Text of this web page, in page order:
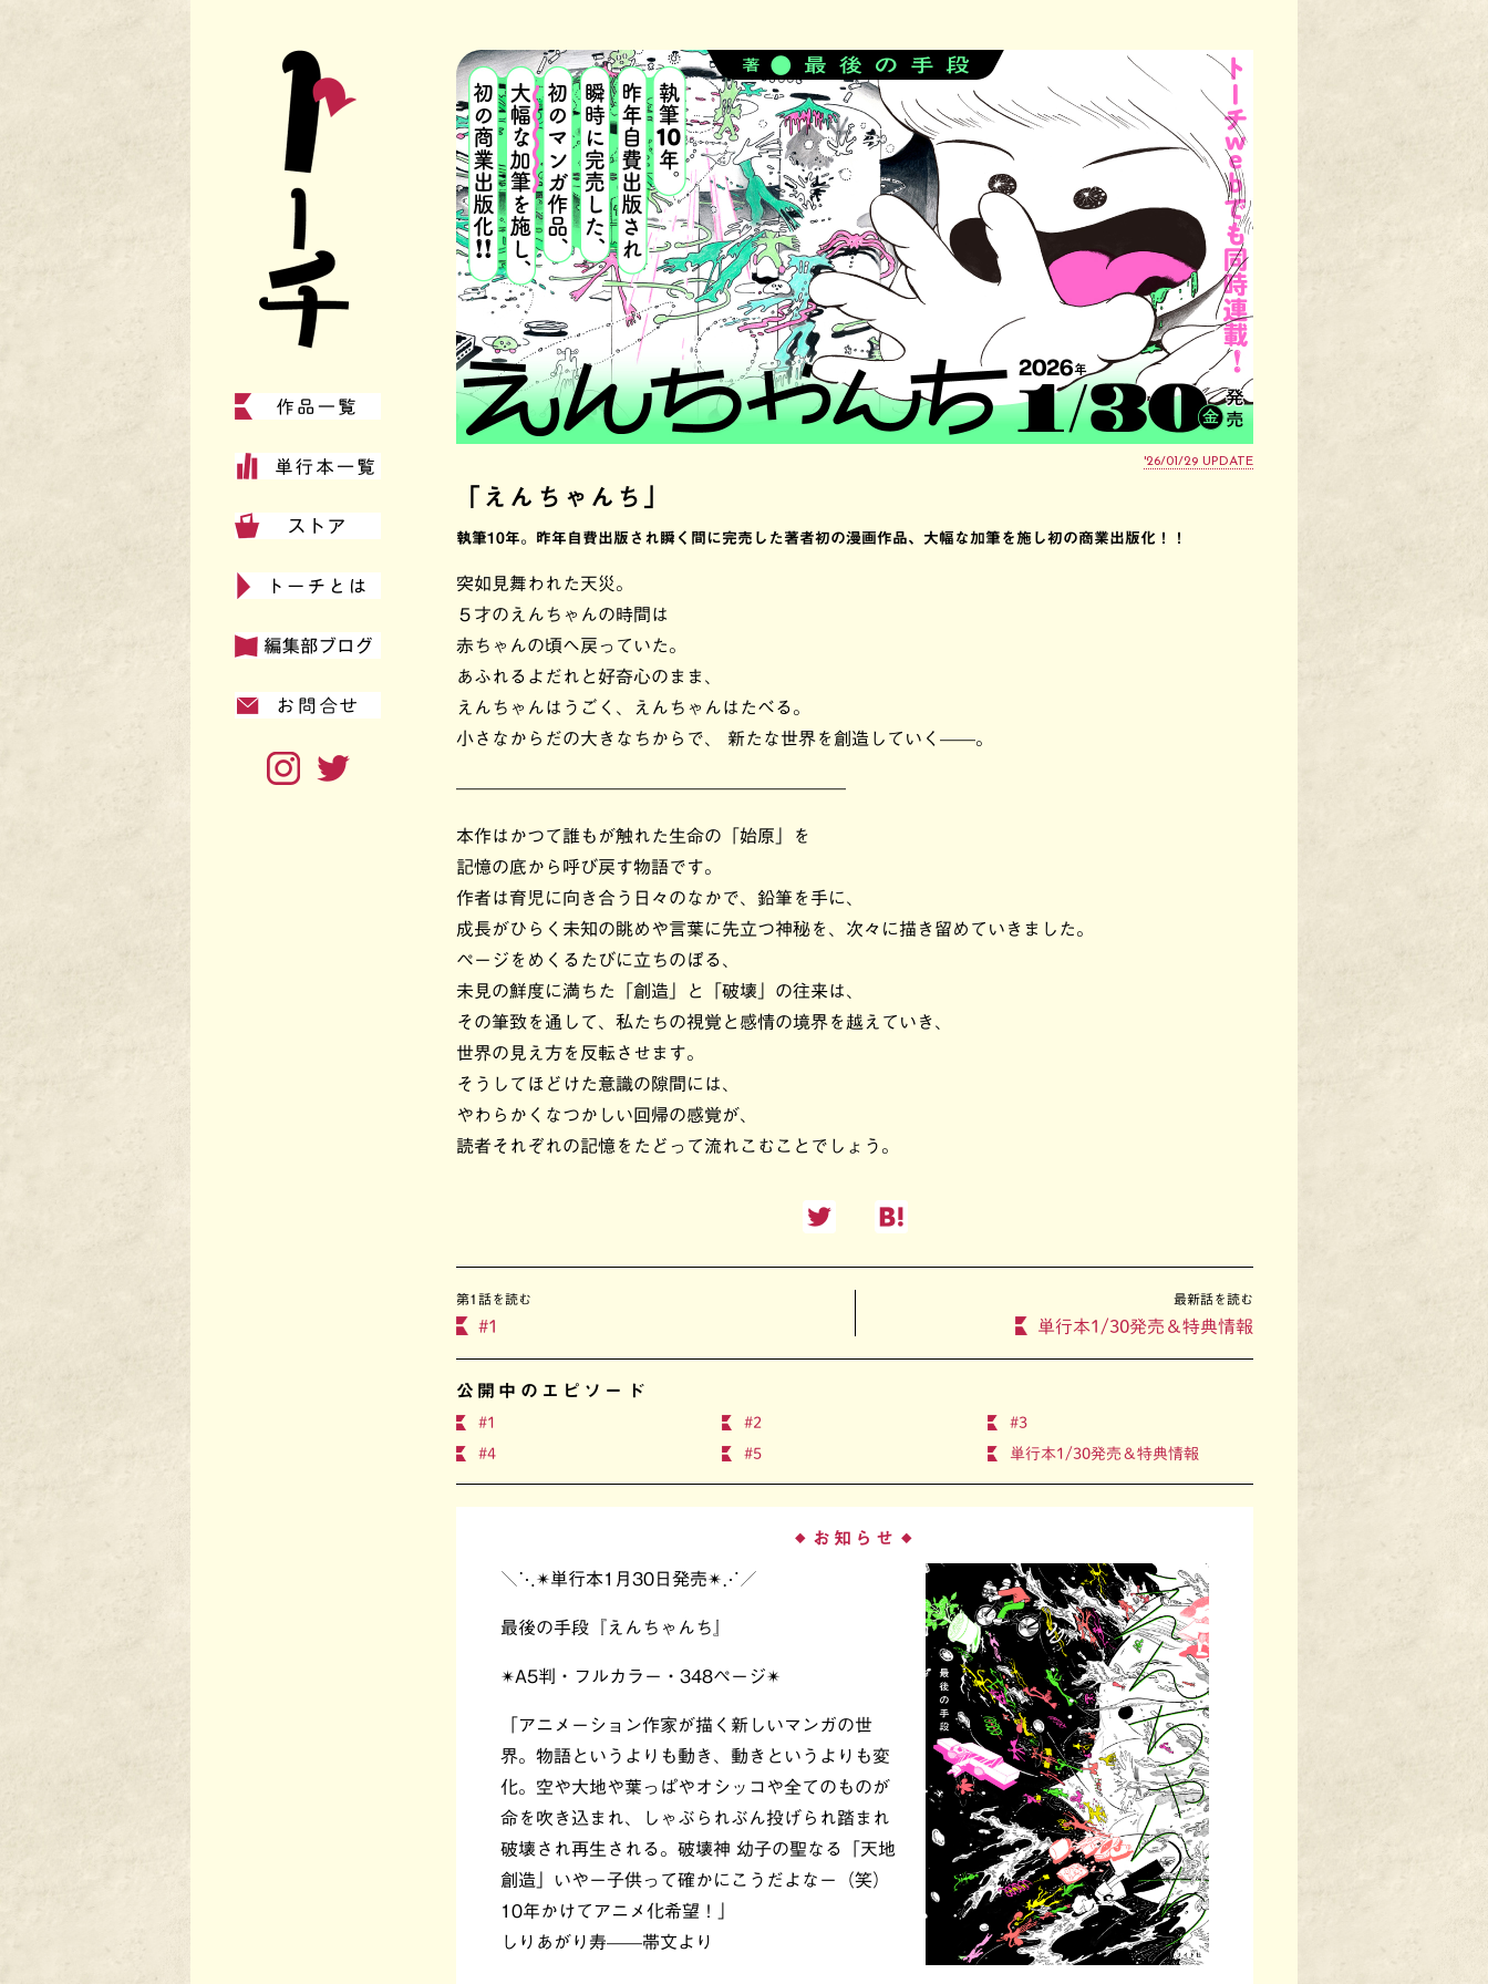
'26/01/29 UPDATE
「えんちゃんち」
執筆10年。昨年自費出版され瞬く間に完売した著者初の漫画作品、大幅な加筆を施し初の商業出版化！！
突如見舞われた天災。
５才のえんちゃんの時間は
赤ちゃんの頃へ戻っていた。
あふれるよだれと好奇心のまま、
えんちゃんはうごく、えんちゃんはたべる。
小さなからだの大きなちからで、 新たな世界を創造していく——。
——————————————————————
本作はかつて誰もが触れた生命の「始原」を
記憶の底から呼び戻す物語です。
作者は育児に向き合う日々のなかで、鉛筆を手に、
成長がひらく未知の眺めや言葉に先立つ神秘を、次々に描き留めていきました。
ページをめくるたびに立ちのぼる、
未見の鮮度に満ちた「創造」と「破壊」の往来は、
その筆致を通して、私たちの視覚と感情の境界を越えていき、
世界の見え方を反転させます。
そうしてほどけた意識の隙間には、
やわらかくなつかしい回帰の感覚が、
読者それぞれの記憶をたどって流れこむことでしょう。
第1話を読む
#1
最新話を読む
単行本1/30発売＆特典情報
公開中のエピソード
#1 #2
#3
#4
#5 単行本1/30発売＆特典情報
◆ お知らせ ◆
＼⋱✴︎単行本1月30日発売✴︎⋰／
最後の手段『えんちゃんち』
✴︎A5判・フルカラー・348ページ✴︎
「アニメーション作家が描く新しいマンガの世
界。物語というよりも動き、動きというよりも変
化。空や大地や葉っぱやオシッコや全てのものが
命を吹き込まれ、しゃぶられぶん投げられ踏まれ
破壊され再生される。破壊神 幼子の聖なる「天地
創造」いやー子供って確かにこうだよなー（笑）
10年かけてアニメ化希望！」
しりあがり寿——帯文より